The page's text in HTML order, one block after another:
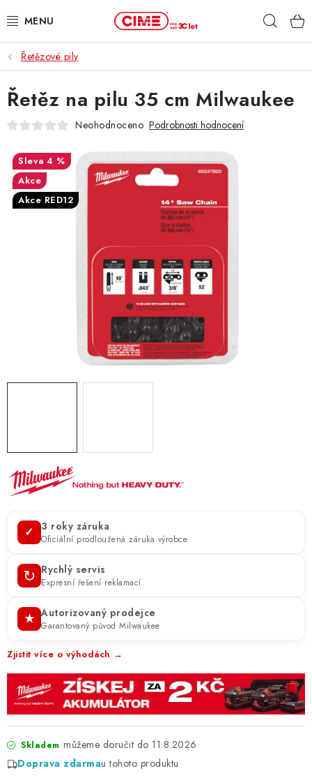
na
ZAHRADA, LES
DÍLNA, STAVBA
MILWAUKEE
ELEKTROMOBILITA
PROFI STROJE
OCHRANA OSOBNÍCH ÚDAJŮ
Řetězové pily
✓ 3 roky záruka
Oficiální prodloužená záruka výrobce
↻ Rychlý servis
Expresní řešení reklamací
★ Autorizovaný prodejce
Garantovaný původ Milwaukee
Zjistit více o výhodách →
Skladem
11.8.2026
Doprava zdarmau tohoto produktu
Řetěz na pilu 35 cm Milwaukee
Neohodnoceno Podrobnosti hodnocení
4 %
Akce
Akce RED12